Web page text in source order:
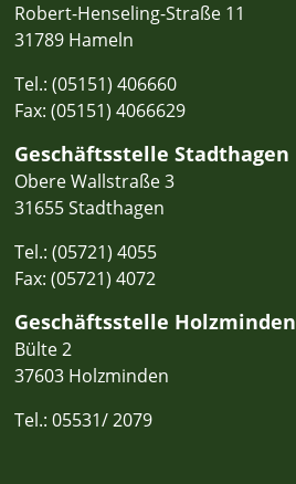
Robert-Henseling-Straße 11
31789 Hameln
Tel.: (05151) 406660
Fax: (05151) 4066629
Geschäftsstelle Stadthagen
Obere Wallstraße 3
31655 Stadthagen
Tel.: (05721) 4055
Fax: (05721) 4072
Geschäftsstelle Holzminden
Bülte 2
37603 Holzminden
Tel.: 05531/ 2079